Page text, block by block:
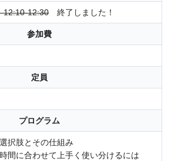
12:10-12:30 終了しました！
参加費
定員
プログラム
択肢とその仕組み
間に合わせて上手く使い分けるには